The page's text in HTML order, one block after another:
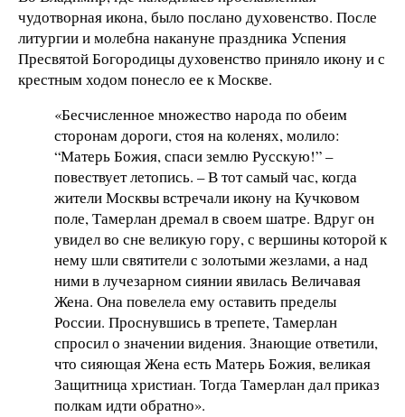
чудотворная икона, было послано духовенство. После
литургии и молебна накануне праздника Успения
Пресвятой Богородицы духовенство приняло икону и с
крестным ходом понесло ее к Москве.
«Бесчисленное множество народа по обеим
сторонам дороги, стоя на коленях, молило:
“Матерь Божия, спаси землю Русскую!” –
повествует летопись. – В тот самый час, когда
жители Москвы встречали икону на Кучковом
поле, Тамерлан дремал в своем шатре. Вдруг он
увидел во сне великую гору, с вершины которой к
нему шли святители с золотыми жезлами, а над
ними в лучезарном сиянии явилась Величавая
Жена. Она повелела ему оставить пределы
России. Проснувшись в трепете, Тамерлан
спросил о значении видения. Знающие ответили,
что сияющая Жена есть Матерь Божия, великая
Защитница христиан. Тогда Тамерлан дал приказ
полкам идти обратно».